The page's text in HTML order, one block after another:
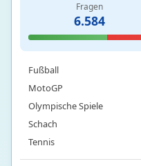
Fragen
6.584
Bodybuilding
Boxen
Formel 1
Fußball
MotoGP
Olympische Spiele
Schach
Tennis